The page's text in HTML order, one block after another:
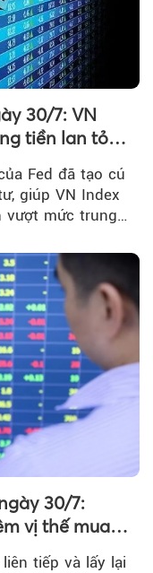
30/7: VN
tiền lan tỏa
Fed đã tạo cú
giúp VN Index
vượt mức trung
30/7:
vị thế mua
tiếp và lấy lại